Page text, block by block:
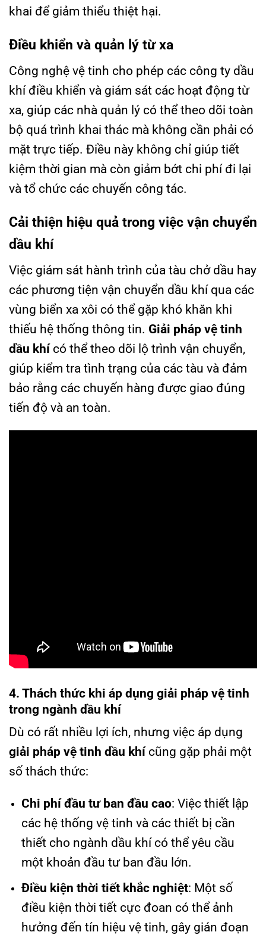
khai để giảm thiểu thiệt hại.
Điều khiển và quản lý từ xa
Công nghệ vệ tinh cho phép các công ty dầu
khí điều khiển và giám sát các hoạt động từ
xa, giúp các nhà quản lý có thể theo dõi toàn
bộ quá trình khai thác mà không cần phải có
mặt trực tiếp. Điều này không chỉ giúp tiết
kiệm thời gian mà còn giảm bớt chi phí đi lại
và tổ chức các chuyến công tác.
Cải thiện hiệu quả trong việc vận chuyển
dầu khí
Việc giám sát hành trình của tàu chở dầu hay
các phương tiện vận chuyển dầu khí qua các
vùng biển xa xôi có thể gặp khó khăn khi
thiếu hệ thống thông tin. Giải pháp vệ tinh
dầu khícó thể theo dõi lộ trình vận chuyển,
giúp kiểm tra tình trạng của các tàu và đảm
bảo rằng các chuyến hàng được giao đúng
tiến độ và an toàn.
4. Thách thức khi áp dụng giải pháp vệ tinh
trong ngành dầu khí
Dù có rất nhiều lợi ích, nhưng việc áp dụng
giải pháp vệ tinh dầu khícũng gặp phải một
số thách thức:
Chi phí đầu tư ban đầu cao: Việc thiết lập
các hệ thống vệ tinh và các thiết bị cần
thiết cho ngành dầu khí có thể yêu cầu
một khoản đầu tư ban đầu lớn.
Điều kiện thời tiết khắc nghiệt: Một số
điều kiện thời tiết cực đoan có thể ảnh
hưởng đến tín hiệu vệ tinh, gây gián đoạn